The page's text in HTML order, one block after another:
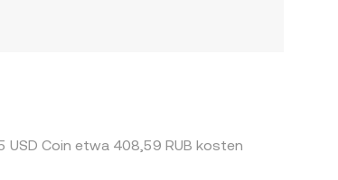
Coin etwa 408,59 RUB kosten